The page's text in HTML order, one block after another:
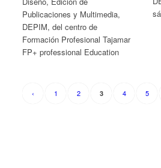
Publicaciones y Multimedia,
DEPIM, del centro de
Formación Profesional Tajamar
FP+ professional Education
‹ 1 2 3 4 5